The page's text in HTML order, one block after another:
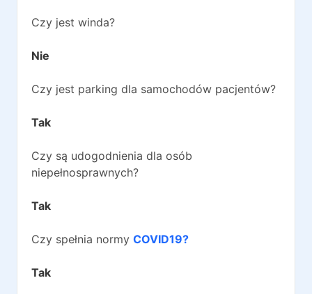
Czy jest winda?
Nie
Czy jest parking dla samochodów pacjentów?
Tak
Czy są udogodnienia dla osób
niepełnosprawnych?
Tak
Czy spełnia normy COVID19?
Tak